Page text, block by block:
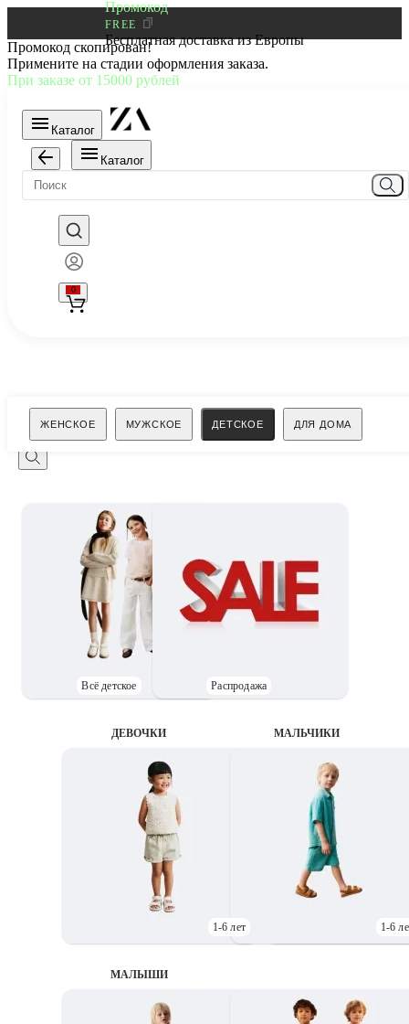
Промокод
FREE
Бесплатная доставка из Европы
Промокод скопирован!
Примените на стадии оформления заказа.
При заказе от 15000 рублей
Каталог
Каталог
0
ЖЕНСКОЕ МУЖСКОЕ ДЕТСКОЕ ДЛЯ ДОМА
Поиск
Всё детское Распродажа
ДЕВОЧКИ
1-6 лет
MАЛЬЧИКИ
1-6
МАЛЫШИ